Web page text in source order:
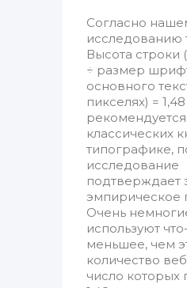
Согласно
исследованию
Высота строки
÷ размер
основного
пикселях) =
классических
типографике,
исследование
подтверждает
эмпирическое
Очень
используют
меньшее, чем
количество
число